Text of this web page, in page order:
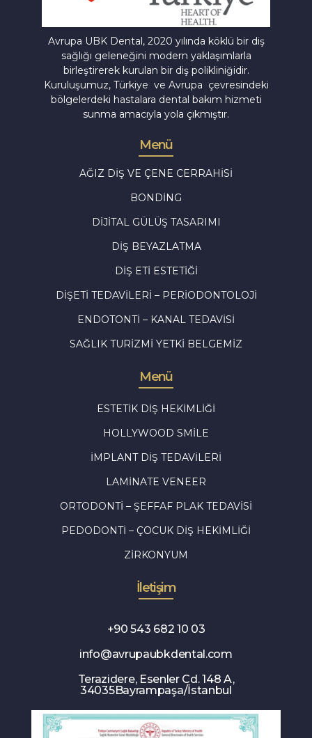
Avrupa UBK Dental, 2020 yılında köklü bir diş
sağlığı geleneğini modern yaklaşımlarla
birleştirerek kurulan bir diş polikliniğidir.
Kuruluşumuz, Türkiye ve Avrupa çevresindeki
bölgelerdeki hastalara dental bakım hizmeti
sunma amacıyla yola çıkmıştır.
Menü
AĞIZ DIŞ VE ÇENE CERRAHISI
BONDING
DIJITAL GÜLÜŞ TASARIMI
DIŞ BEYAZLATMA
DIŞ ETI ESTETIĞI
DIŞETI TEDAVILERI – PERIODONTOLOJI
ENDOTONTI – KANAL TEDAVISI
SAĞLIK TURIZMI YETKI BELGEMIZ
Menü
ESTETIK DIŞ HEKIMLIĞI
HOLLYWOOD SMILE
İMPLANT DIŞ TEDAVILERI
LAMINATE VENEER
ORTODONTI – ŞEFFAF PLAK TEDAVISI
PEDODONTI – ÇOCUK DIŞ HEKIMLIĞI
ZIRKONYUM
İletişim
+90 543 682 10 03
info@avrupaubkdental.com
Terazidere, Esenler Cd. 148 A,
34035Bayrampaşa/İstanbul